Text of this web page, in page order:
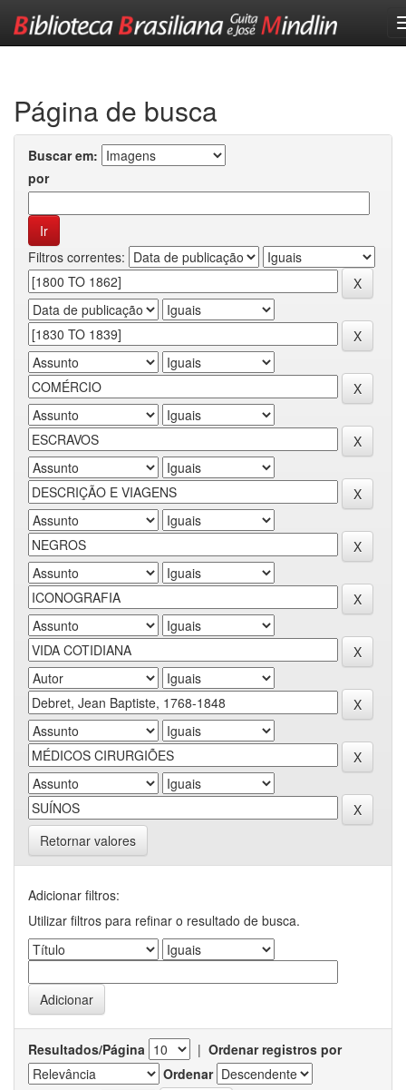
Página de busca
Buscar em:
por
Filtros correntes:
Retornar valores
Adicionar filtros:
Utilizar filtros para refinar o resultado de busca.
Resultados/Página | Ordenar registros por
Ordenar